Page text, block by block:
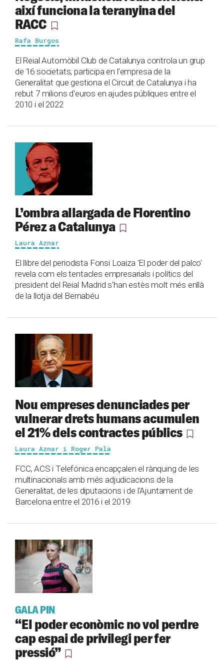
així funciona la teranyina del
RACC
Rafa Burgos
El Reial Automòbil Club de Catalunya controla un grup
de 16 societats, participa en l’empresa de la
Generalitat que gestiona el Circuit de Catalunya i ha
rebut 7 milions d'euros en ajudes públiques entre el
2010 i el 2022
L’ombra allargada de Florentino
Pérez a Catalunya
Laura Aznar
El llibre del periodista Fonsi Loaiza 'El poder del palco'
revela com els tentacles empresarials i polítics del
president del Reial Madrid s'han estès molt més enllà
de la llotja del Bernabéu
Nou empreses denunciades per
vulnerar drets humans acumulen
el 21% dels contractes públics
Laura Aznar i Roger Palà
FCC, ACS i Telefónica encapçalen el rànquing de les
multinacionals amb més adjudicacions de la
Generalitat, de les diputacions i de l'Ajuntament de
Barcelona entre el 2016 i el 2019
GALA PIN
“El poder econòmic no vol perdre
cap espai de privilegi per fer
pressió”